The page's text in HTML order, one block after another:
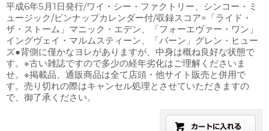
平成6年5月1日発行/ワイ・シー・ファクトリー、シンコー・ミ
ュージック/ピンナップカレンダー付/収録スコア=「ライド・
ザ・ストーム」マニック・エデン、「フォーエヴァー・ワン」
イングヴェイ・マルムスティーン、「バーン」グレン・ヒュー
ズ●背側に僅かなヨレがありますが、中身は概ね良好な状態で
す。※古い雑誌ですので多少の経年劣化はご理解くださいま
せ。※掲載品、通販商品は全て店頭・他サイト販売と併用で
す。売り切れの際はキャンセル処理とさせていただきますの
で、御了承ください。